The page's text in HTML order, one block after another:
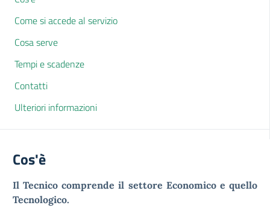
Come si accede al servizio
Cosa serve
Tempi e scadenze
Contatti
Ulteriori informazioni
Cos'è
Il Tecnico comprende il settore Economico e quello
Tecnologico.